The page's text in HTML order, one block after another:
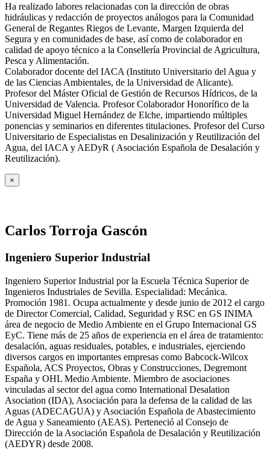
Ha realizado labores relacionadas con la dirección de obras
hidráulicas y redacción de proyectos análogos para la Comunidad
General de Regantes Riegos de Levante, Margen Izquierda del
Segura y en comunidades de base, así como de colaborador en
calidad de apoyo técnico a la Consellería Provincial de Agricultura,
Pesca y Alimentación.
Colaborador docente del IACA (Instituto Universitario del Agua y
de las Ciencias Ambientales, de la Universidad de Alicante).
Profesor del Máster Oficial de Gestión de Recursos Hídricos, de la
Universidad de Valencia. Profesor Colaborador Honorífico de la
Universidad Miguel Hernández de Elche, impartiendo múltiples
ponencias y seminarios en diferentes titulaciones. Profesor del Curso
Universitario de Especialistas en Desalinización y Reutilización del
Agua, del IACA y AEDyR ( Asociación Española de Desalación y
Reutilización).
×
Carlos Torroja Gascón
Ingeniero Superior Industrial
Ingeniero Superior Industrial por la Escuela Técnica Superior de
Ingenieros Industriales de Sevilla. Especialidad: Mecánica.
Promoción 1981. Ocupa actualmente y desde junio de 2012 el cargo
de Director Comercial, Calidad, Seguridad y RSC en GS INIMA
área de negocio de Medio Ambiente en el Grupo Internacional GS
EyC. Tiene más de 25 años de experiencia en el área de tratamiento:
desalación, aguas residuales, potables, e industriales, ejerciendo
diversos cargos en importantes empresas como Babcock-Wilcox
Española, ACS Proyectos, Obras y Construcciones, Degremont
España y OHL Medio Ambiente. Miembro de asociaciones
vinculadas al sector del agua como International Desalation
Asociation (IDA), Asociación para la defensa de la calidad de las
Aguas (ADECAGUA) y Asociación Española de Abastecimiento
de Agua y Saneamiento (AEAS). Perteneció al Consejo de
Dirección de la Asociación Española de Desalación y Reutilización
(AEDYR) desde 2008.